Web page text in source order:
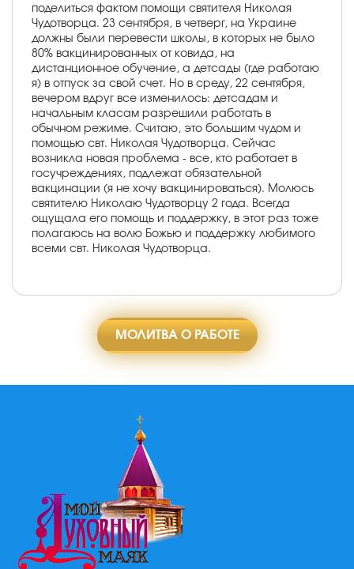
поделиться фактом помощи святителя Николая
Чудотворца. 23 сентября, в четверг, на Украине
должны были перевести школы, в которых не было
80% вакцинированных от ковида, на
дистанционное обучение, а детсады (где работаю
я) в отпуск за свой счет. Но в среду, 22 сентября,
вечером вдруг все изменилось: детсадам и
начальным класам разрешили работать в
обычном режиме. Считаю, это большим чудом и
помощью свт. Николая Чудотворца. Сейчас
возникла новая проблема - все, кто работает в
госучреждениях, подлежат обязательной
вакцинации (я не хочу вакцинироваться). Молюсь
святителю Николаю Чудотворцу 2 года. Всегда
ощущала его помощь и поддержку, в этот раз тоже
полагаюсь на волю Божью и поддержку любимого
всеми свт. Николая Чудотворца.
МОЛИТВА О РАБОТЕ